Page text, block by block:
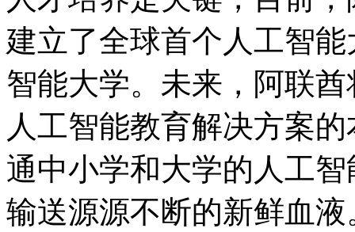
建立了全球首个人工智能
智能大学。未来，阿联
人工智能教育解决方案
通中小学和大学的人工
输送源源不断的新鲜血